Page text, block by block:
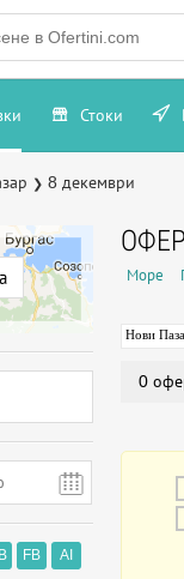
Стоки
❯ 8 декември
FB AI
Море
Нови
0